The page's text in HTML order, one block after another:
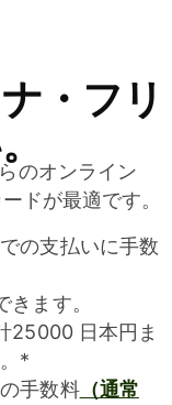
・フリ
のオンライン
ドが最適です。
の支払いに手数
ます。
25000 日本円ま
*
手数料（通常